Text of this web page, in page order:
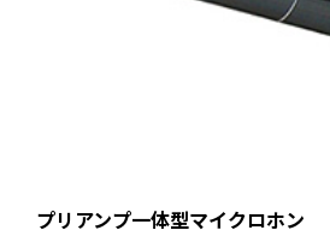
プリアンプ一体型マイクロホン